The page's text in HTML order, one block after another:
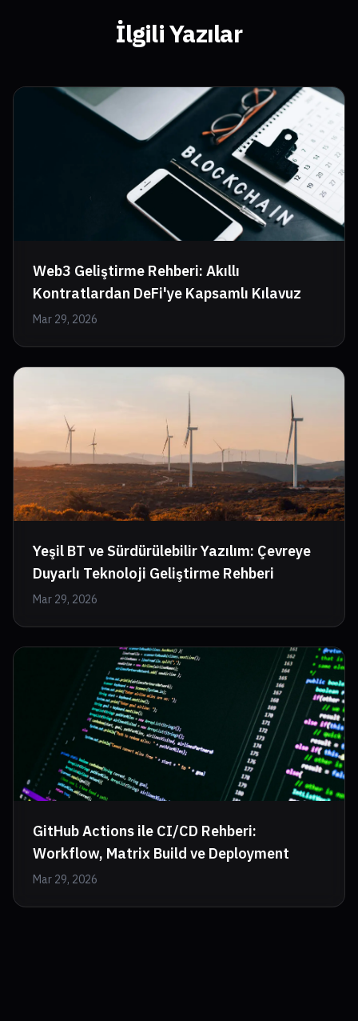
İlgili Yazılar
Web3 Geliştirme Rehberi: Akıllı
Kontratlardan DeFi'ye Kapsamlı Kılavuz
Mar 29, 2026
Yeşil BT ve Sürdürülebilir Yazılım: Çevreye
Duyarlı Teknoloji Geliştirme Rehberi
Mar 29, 2026
GitHub Actions ile CI/CD Rehberi:
Workflow, Matrix Build ve Deployment
Mar 29, 2026